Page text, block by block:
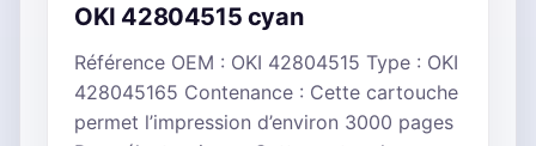
OKI 42804515 cyan
Référence OEM : OKI 42804515 Type : OKI
428045165 Contenance : Cette cartouche
permet l’impression d’environ 3000 pages